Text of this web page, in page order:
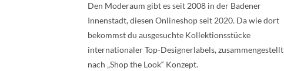
Den Moderaum gibt es seit 2008 in der Badener
Innenstadt, diesen Onlineshop seit 2020. Da wie dort
bekommst du ausgesuchte Kollektionsstücke
internationaler Top-Designerlabels, zusammengestellt
nach „Shop the Look“ Konzept.